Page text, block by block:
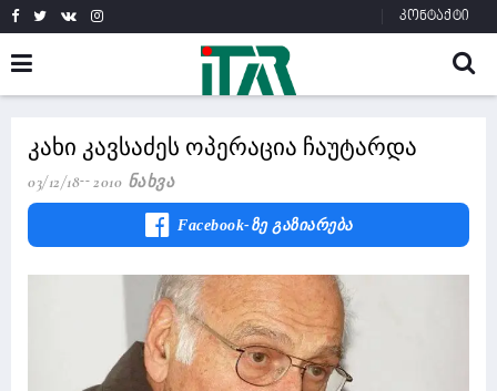
კონტაქტი
კახი კავსაძეს ოპერაცია ჩაუტარდა
03/12/18 2010 Ნახვა
Facebook-Ზე Გაზიარება